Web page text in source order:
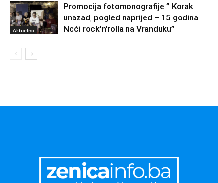
Aktuelno
Promocija fotomonografije ” Korak
unazad, pogled naprijed – 15 godina
Noći rock'n'rolla na Vranduku”